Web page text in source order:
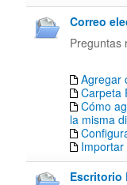
Correo
Preguntas
Agregar
Carpeta
Cómo
la misma
Escritorio